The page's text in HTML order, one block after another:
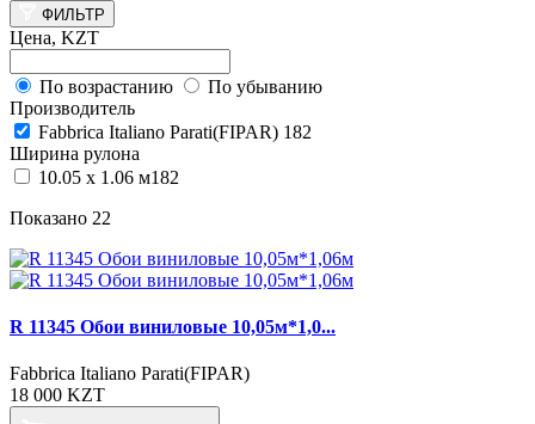
ФИЛЬТР
Цена, KZT
По возрастанию
По убыванию
Производитель
Fabbrica Italiano Parati(FIPAR) 182
Ширина рулона
10.05 х 1.06 м182
Показано 22
R 11345 Обои виниловые 10,05м*1,0...
Fabbrica Italiano Parati(FIPAR)
18 000 KZT